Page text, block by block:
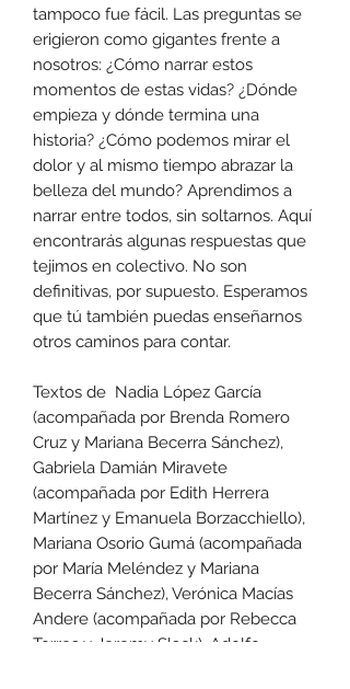
tampoco fue fácil. Las preguntas se
erigieron como gigantes frente a
nosotros: ¿Cómo narrar estos
momentos de estas vidas? ¿Dónde
empieza y dónde termina una
historia? ¿Cómo podemos mirar el
dolor y al mismo tiempo abrazar la
belleza del mundo? Aprendimos a
narrar entre todos, sin soltarnos. Aquí
encontrarás algunas respuestas que
tejimos en colectivo. No son
definitivas, por supuesto. Esperamos
que tú también puedas enseñarnos
otros caminos para contar.
Textos de Nadia López García
(acompañada por Brenda Romero
Cruz y Mariana Becerra Sánchez),
Gabriela Damián Miravete
(acompañada por Edith Herrera
Martínez y Emanuela Borzacchiello),
Mariana Osorio Gumá (acompañada
por María Meléndez y Mariana
Becerra Sánchez), Verónica Macías
Andere (acompañada por Rebecca
Torres y Jeremy Slack), Adolfo